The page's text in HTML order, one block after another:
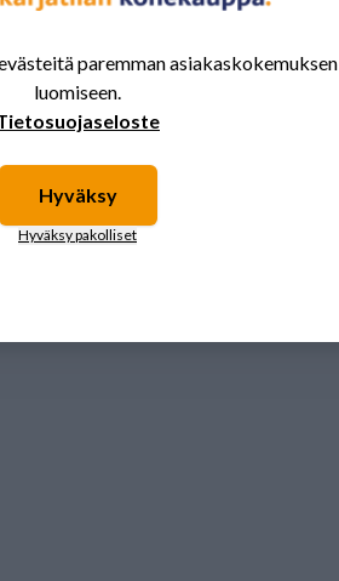
paremman asiakaskokemuksen
luomiseen.
Hyväksy
Hyväksy pakolliset